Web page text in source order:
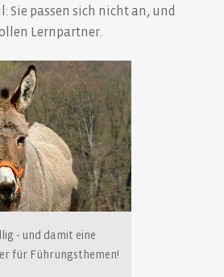
Sie passen sich nicht an, und
Lernpartner.
- und damit eine
für Führungsthemen!